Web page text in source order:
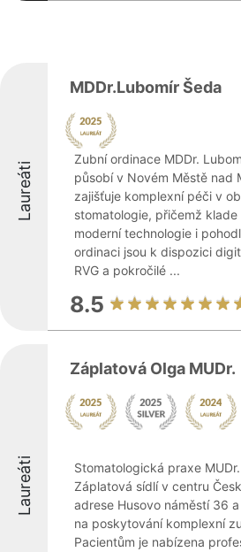
Laureáti
MDDr.Lubomír Šeda
Zubní ordinace MDDr.
působí v Novém Městě nad
zajišťuje komplexní péči v
stomatologie, přičemž klade
moderní technologie i
ordinaci jsou k dispozici
RVG a pokročilé ...
8.5
Laureáti
Záplatová Olga MUDr.
Stomatologická praxe
Záplatová sídlí v centru
adrese Husovo náměstí 36
na poskytování komplexní
Pacientům je nabízena